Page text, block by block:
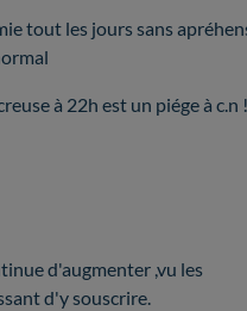
tout les jours sans
à 22h est un piége à c.n
d'augmenter ,vu les
d'y souscrire.